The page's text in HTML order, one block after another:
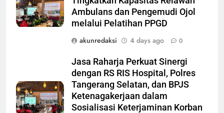
Ambulans dan Pengemudi Ojol
melalui Pelatihan PPGD
akunredaksi
4 days ago 0
Jasa Raharja Perkuat Sinergi
dengan RS RIS Hospital, Polres
Tangerang Selatan, dan BPJS
Ketenagakerjaan dalam
Sosialisasi Keterjaminan Korban